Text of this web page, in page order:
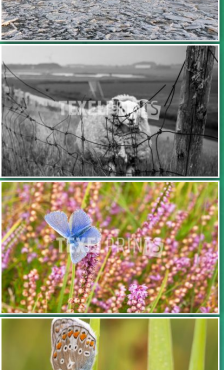
TOEVOEGEN
TOEVOEGEN
TOEVOEGEN